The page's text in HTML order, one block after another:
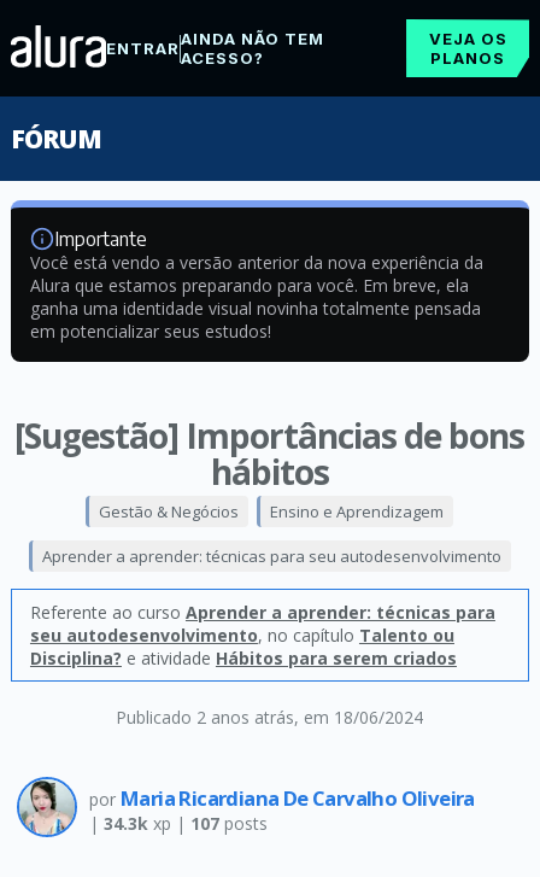
ENTRARAINDA NÃO TEM
ACESSO?
VEJA OS
PLANOS
FÓRUM
Importante
Você está vendo a versão anterior da nova experiência da
Alura que estamos preparando para você. Em breve, ela
ganha uma identidade visual novinha totalmente pensada
em potencializar seus estudos!
[Sugestão] Importâncias de bons
hábitos
Publicado 2 anos atrás, em 18/06/2024
Gestão & Negócios Ensino e Aprendizagem
Aprender a aprender: técnicas para seu autodesenvolvimento
Referente ao curso Aprender a aprender: técnicas para
seu autodesenvolvimento, no capítulo Talento ou
Disciplina? e atividade Hábitos para serem criados
por Maria Ricardiana De Carvalho Oliveira
| 34.3kxp | 107posts